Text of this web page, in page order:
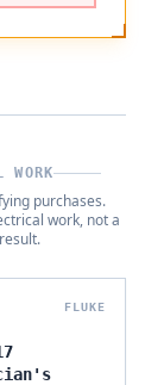
WORK
purchases.
work, not a
FLUKE